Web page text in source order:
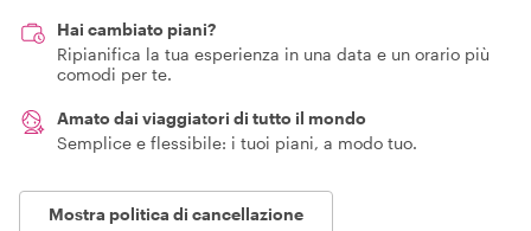
Hai cambiato piani?
Ripianifica la tua esperienza in una data e un orario più
comodi per te.
Amato dai viaggiatori di tutto il mondo
Semplice e flessibile: i tuoi piani, a modo tuo.
Mostra politica di cancellazione